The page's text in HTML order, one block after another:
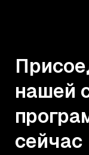
нашей
сейчас